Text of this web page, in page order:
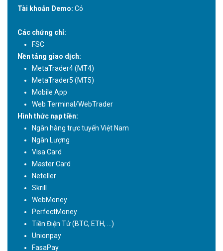
Tài khoản Demo: Có
Các chứng chỉ:
FSC
Nền tảng giao dịch:
MetaTrader4 (MT4)
MetaTrader5 (MT5)
Mobile App
Web Terminal/WebTrader
Hình thức nạp tiền:
Ngân hàng trực tuyến Việt Nam
Ngân Lượng
Visa Card
Master Card
Neteller
Skrill
WebMoney
PerfectMoney
Tiền Điện Tử (BTC, ETH, ...)
Unionpay
FasaPay